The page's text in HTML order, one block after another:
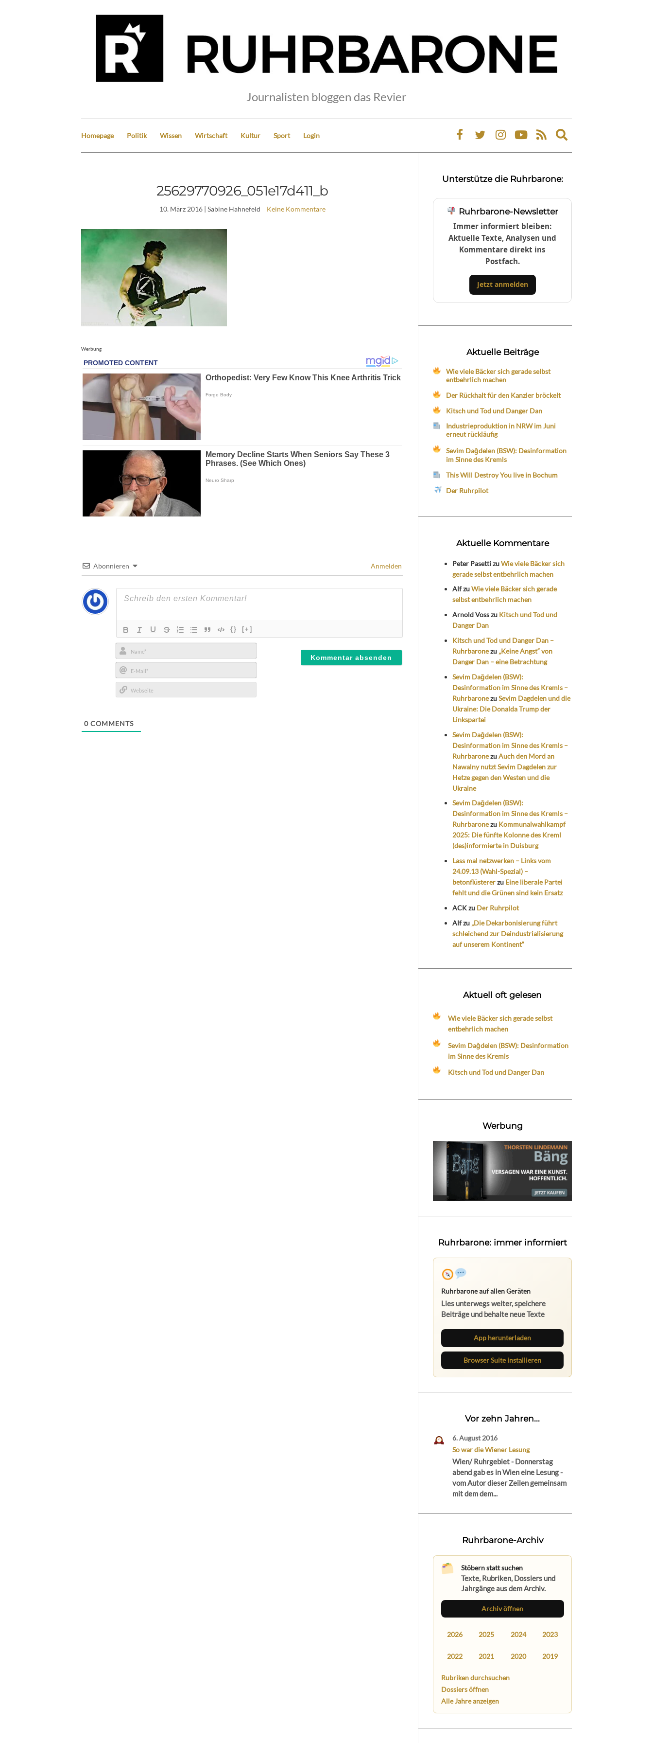
Journalisten bloggen das Revier
Homepage Politik Wissen Wirtschaft Kultur Sport Login
Expand
search
25629770926_051e17d411_b
10. März 2016| Sabine Hahnefeld Keine Kommentare
Werbung
Abonnieren Anmelden
{} [+]
Name*
E-
Mail*
0 COMMENTS
Unterstütze die Ruhrbarone:
Ruhrbarone-Newsletter
Immer informiert bleiben:
Aktuelle Texte, Analysen und
Kommentare direkt ins
Postfach.
Jetzt anmelden
Aktuelle Beiträge
Wie viele Bäcker sich gerade selbst
entbehrlich machen
Der Rückhalt für den Kanzler bröckelt
Kitsch und Tod und Danger Dan
Industrieproduktion in NRW im Juni
erneut rückläufig
Sevim Dağdelen (BSW): Desinformation
im Sinne des Kremls
This Will Destroy You live in Bochum
Der Ruhrpilot
Aktuelle Kommentare
Peter PasettizuWie viele Bäcker sich
gerade selbst entbehrlich machen
AlfzuWie viele Bäcker sich gerade
selbst entbehrlich machen
Arnold Vosszu Kitsch und Tod und
Danger Dan
Kitsch und Tod und Danger Dan –
Ruhrbaronezu „Keine Angst“ von
Danger Dan – eine Betrachtung
Sevim Dağdelen (BSW):
Desinformation im Sinne des Kremls –
RuhrbaronezuSevim Dagdelen und die
Ukraine: Die Donalda Trump der
Linkspartei
Sevim Dağdelen (BSW):
Desinformation im Sinne des Kremls –
RuhrbaronezuAuch den Mord an
Nawalny nutzt Sevim Dagdelen zur
Hetze gegen den Westen und die
Ukraine
Sevim Dağdelen (BSW):
Desinformation im Sinne des Kremls –
Ruhrbaronezu Kommunalwahlkampf
2025: Die fünfte Kolonne des Kreml
(des)informierte in Duisburg
Lass mal netzwerken – Links vom
24.09.13 (Wahl-Spezial) –
betonflüstererzu Eine liberale Partei
fehlt und die Grünen sind kein Ersatz
ACKzu Der Ruhrpilot
Alfzu „Die Dekarbonisierung führt
schleichend zur Deindustrialisierung
auf unserem Kontinent“
Aktuell oft gelesen
Wie viele Bäcker sich gerade selbst
entbehrlich machen
Sevim Dağdelen (BSW): Desinformation
im Sinne des Kremls
Kitsch und Tod und Danger Dan
Werbung
Ruhrbarone: immer informiert
Ruhrbarone auf allen Geräten
Lies unterwegs weiter, speichere
Beiträge und behalte neue Texte
App herunterladen
Browser Suite installieren
Vor zehn Jahren...
6. August 2016
So war die Wiener Lesung
Wien/ Ruhrgebiet - Donnerstag
abend gab es in Wien eine Lesung -
vom Autor dieser Zeilen gemeinsam
mit dem dem...
Ruhrbarone-Archiv
Stöbern statt suchen
Texte, Rubriken, Dossiers und
Jahrgänge aus dem Archiv.
Archiv öffnen
2026 2025 2024 2023
2022 2021 2020 2019
Rubriken durchsuchen
Dossiers öffnen
Alle Jahre anzeigen